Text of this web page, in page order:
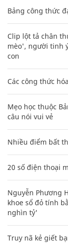
Bảng công thức
Clip lột tả chân
mèo', người tinh
con
Các công thức
Mẹo học thuộc
câu nói vui vẻ
Nhiều điểm bất
20 số điện thoại
Nguyễn Phương
khoe sổ đỏ tính
nghìn tỷ'
Truy nã kẻ giết